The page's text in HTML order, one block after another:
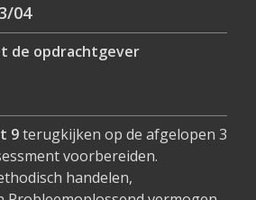
04
de opdrachtgever
9terugkijken op de afgelopen 3
voorbereiden.
handelen,